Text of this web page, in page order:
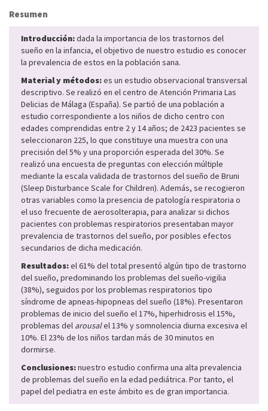
Resumen
Introducción:dada la importancia de los trastornos del
sueño en la infancia, el objetivo de nuestro estudio es conocer
la prevalencia de estos en la población sana.
Material y métodos:es un estudio observacional transversal
descriptivo. Se realizó en el centro de Atención Primaria Las
Delicias de Málaga (España). Se partió de una población a
estudio correspondiente a los niños de dicho centro con
edades comprendidas entre 2 y 14 años; de 2423 pacientes se
seleccionaron 225, lo que constituye una muestra con una
precisión del 5% y una proporción esperada del 30%. Se
realizó una encuesta de preguntas con elección múltiple
mediante la escala validada de trastornos del sueño de Bruni
(Sleep Disturbance Scale for Children). Además, se recogieron
otras variables como la presencia de patología respiratoria o
el uso frecuente de aerosolterapia, para analizar si dichos
pacientes con problemas respiratorios presentaban mayor
prevalencia de trastornos del sueño, por posibles efectos
secundarios de dicha medicación.
Resultados:el 61% del total presentó algún tipo de trastorno
del sueño, predominando los problemas del sueño-vigilia
(38%), seguidos por los problemas respiratorios tipo
síndrome de apneas-hipopneas del sueño (18%). Presentaron
problemas de inicio del sueño el 17%, hiperhidrosis el 15%,
problemas del arousalel 13% y somnolencia diurna excesiva el
10%. El 23% de los niños tardan más de 30 minutos en
dormirse.
Conclusiones:nuestro estudio confirma una alta prevalencia
de problemas del sueño en la edad pediátrica. Por tanto, el
papel del pediatra en este ámbito es de gran importancia.